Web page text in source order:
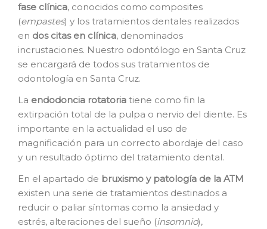
fase clínica, conocidos como composites
(empastes) y los tratamientos dentales realizados
en dos citas en clínica, denominados
incrustaciones. Nuestro odontólogo en Santa Cruz
se encargará de todos sus tratamientos de
odontología en Santa Cruz.
La endodoncia rotatoria tiene como fin la
extirpación total de la pulpa o nervio del diente. Es
importante en la actualidad el uso de
magnificación para un correcto abordaje del caso
y un resultado óptimo del tratamiento dental.
En el apartado de bruxismo y patología de la ATM
existen una serie de tratamientos destinados a
reducir o paliar síntomas como la ansiedad y
estrés, alteraciones del sueño (insomnio),